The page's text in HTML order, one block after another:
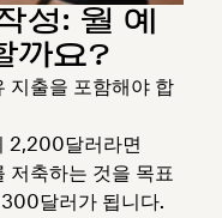
성: 월 예
까요?
지출을 포함해야 합
2,200달러라면
축하는 것을 목표
달러가 됩니다.